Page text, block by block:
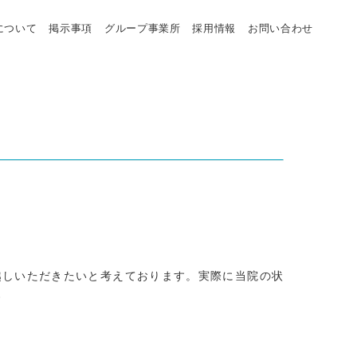
ついて 掲示事項 グループ事業所 採用情報 お問い合わせ
いただきたいと考えております。実際に当院の状